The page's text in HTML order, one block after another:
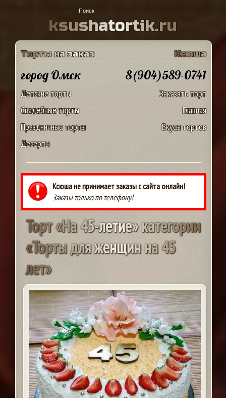
ksushatortik.ru
Торты на заказ
город Омск
Детские торты
Свадебные торты
Праздничные торты
Десерты
Ксюша
8(904)589-0741
Заказать торт
Главная
Вкусы тортов
Ксюша не принимает заказы с сайта онлайн!
Заказы только по телефону!
Торт«На45-летие»категории
«Тортыдляженщинна45
лет»